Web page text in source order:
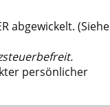
abgewickelt. (Siehe
persönlicher